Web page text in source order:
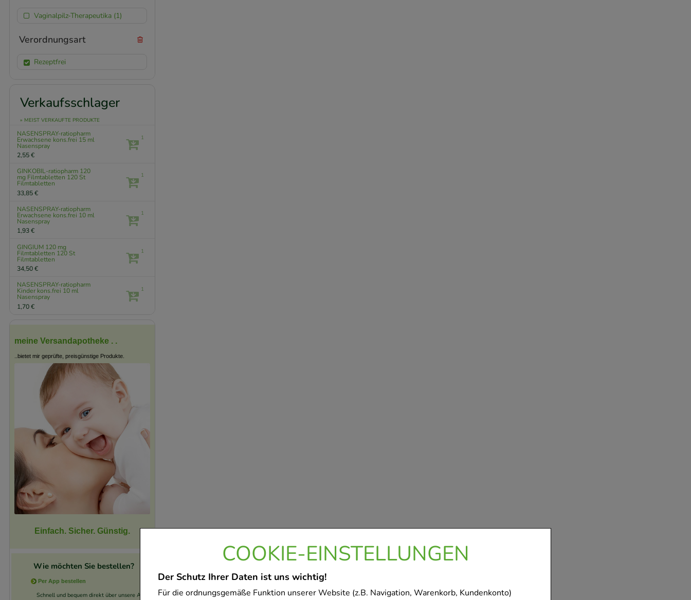
COOKIE-EINSTELLUNGEN
Der Schutz Ihrer Daten ist uns wichtig!
Für die ordnungsgemäße Funktion unserer Website (z.B. Navigation, Warenkorb, Kundenkonto)
Vaginalpilz-Therapeutika (1)
Verordnungsart
Rezeptfrei
Verkaufsschlager
» MEIST VERKAUFTE PRODUKTE
NASENSPRAY-ratiopharm
Erwachsene kons.frei 15 ml
Nasenspray
2,55 €
1
GINKOBIL-ratiopharm 120
mg Filmtabletten 120 St
Filmtabletten
33,85 €
1
NASENSPRAY-ratiopharm
Erwachsene kons.frei 10 ml
Nasenspray
1,93 €
1
GINGIUM 120 mg
Filmtabletten 120 St
Filmtabletten
34,50 €
1
NASENSPRAY-ratiopharm
Kinder kons.frei 10 ml
Nasenspray
1,70 €
1
meine Versandapotheke . .
..bietet mir geprüfte, preisgünstige Produkte.
Einfach. Sicher. Günstig.
Wie möchten Sie bestellen?
Per App bestellen
Schnell und bequem direkt über unsere App.